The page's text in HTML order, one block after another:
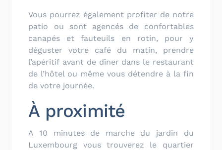
Vous pourrez également profiter de notre
patio ou sont agencés de confortables
canapés et fauteuils en rotin, pour y
déguster votre café du matin, prendre
l’apéritif avant de dîner dans le restaurant
de l’hôtel ou même vous détendre à la fin
de votre journée.
À proximité
A 10 minutes de marche du jardin du
Luxembourg vous trouverez le quartier